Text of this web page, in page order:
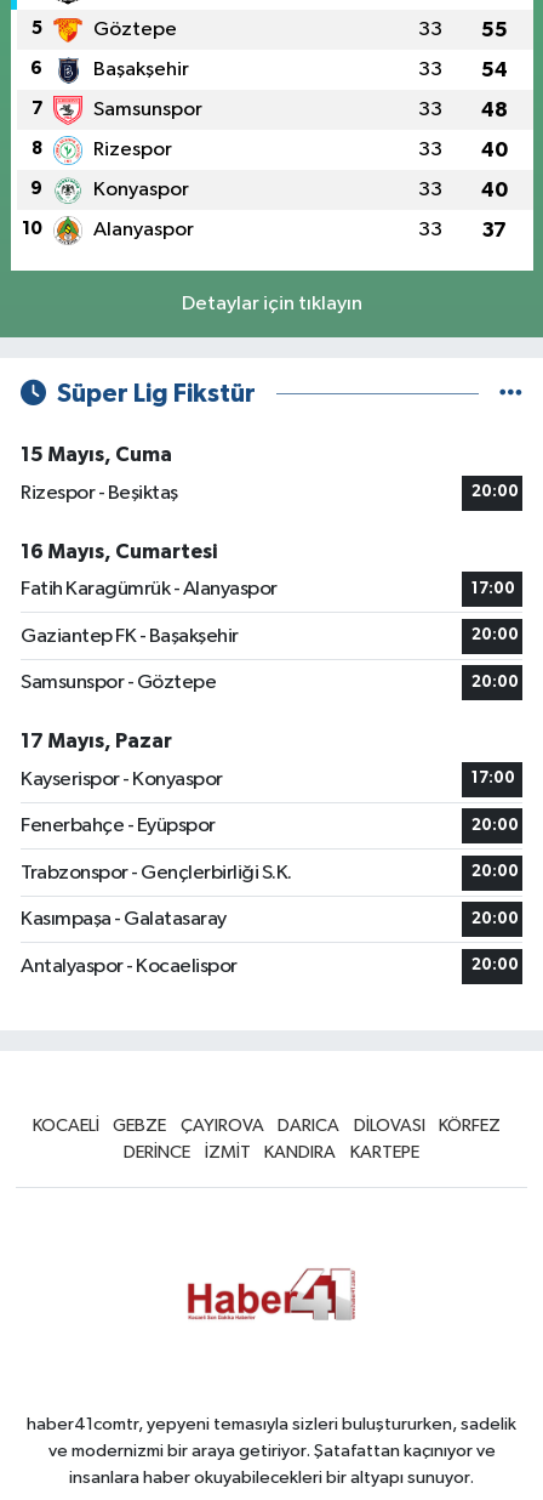
5 Göztepe 33 55
6 Başakşehir 33 54
7 Samsunspor 33 48
8 Rizespor 33 40
9 Konyaspor 33 40
10 Alanyaspor 33 37
Detaylar için tıklayın
Süper Lig Fikstür
15 Mayıs, Cuma
Rizespor - Beşiktaş
20:00
16 Mayıs, Cumartesi
Fatih Karagümrük - Alanyaspor
17:00
Gaziantep FK - Başakşehir 20:00
Samsunspor - Göztepe 20:00
17 Mayıs, Pazar
Kayserispor - Konyaspor
17:00
Fenerbahçe - Eyüpspor 20:00
Trabzonspor - Gençlerbirliği S.K. 20:00
Kasımpaşa - Galatasaray 20:00
Antalyaspor - Kocaelispor 20:00
KOCAELİ GEBZE ÇAYIROVA DARICA DİLOVASI
KÖRFEZ
DERİNCE
İZMİT KANDIRA KARTEPE
haber41comtr, yepyeni temasıyla sizleri buluştururken, sadelik
ve modernizmi bir araya getiriyor. Şatafattan kaçınıyor ve
insanlara haber okuyabilecekleri bir altyapı sunuyor.